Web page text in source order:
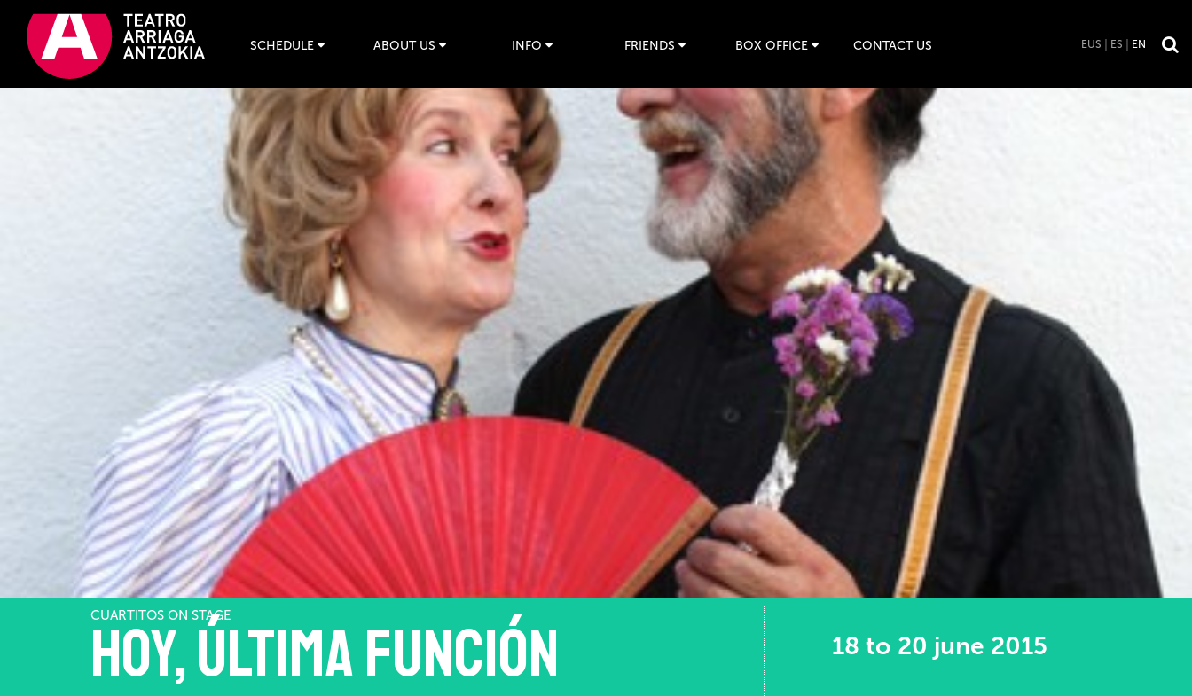
SCHEDULE ABOUT US INFO FRIENDS BOX OFFICE CONTACT US EUS ES EN
CUARTITOS ON STAGE
Hoy, última función 18 to 20 june 2015